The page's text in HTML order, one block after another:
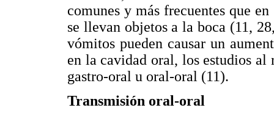
comunes y más frecuentes que
se llevan objetos a la boca (11,
vómitos pueden causar un
en la cavidad oral, los estudios
gastro-oral u oral-oral (11).
Transmisión oral-oral